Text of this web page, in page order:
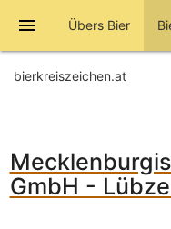
menu Übers Bier
bierkreiszeichen.at
GmbH -